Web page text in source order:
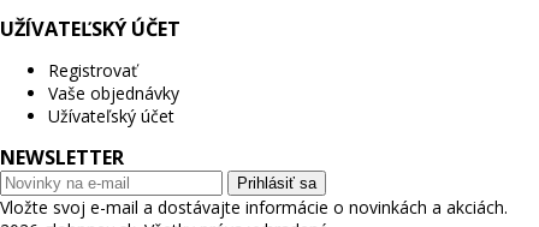
UŽÍVATEĽSKÝ ÚČET
Registrovať
Vaše objednávky
Užívateľský účet
NEWSLETTER
Prihlásiť sa
Vložte svoj e-mail a dostávajte informácie o novinkách a akciách.